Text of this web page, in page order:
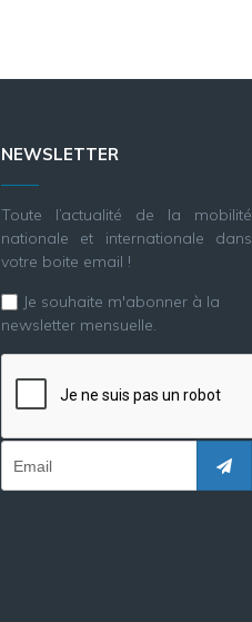
NEWSLETTER
Toute l’actualité de la mobilité
nationale et internationale dans
votre boite email !
Je souhaite m'abonner à la
newsletter mensuelle.